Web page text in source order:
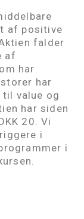
af positive
falder
af
har
har
value og
har siden
20. Vi
i
i